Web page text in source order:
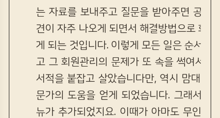
는 자료를 보내주고 질문을 받아주면 공부
견이 자주 나오게 되면서 해결방법으로 회
게 되는 것입니다. 이렇게 모든 일은 순서가
고 그 회원관리의 문제가 또 속을 썩여서
서적을 붙잡고 살았습니다만, 역시 맘대로
문가의 도움을 얻게 되었습니다. 그래서 처
뉴가 추가되었지요. 이때가 아마도 무인년